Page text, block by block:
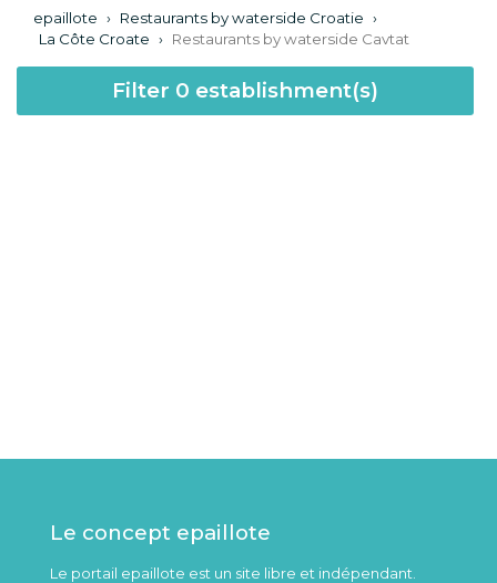
epaillote › Restaurants by waterside Croatie ›
La Côte Croate › Restaurants by waterside Cavtat
Filter 0 establishment(s)
Le concept epaillote
Le portail epaillote est un site libre et indépendant.